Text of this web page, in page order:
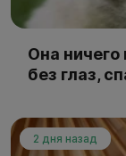
Она ничего
без глаз,
2 дня назад